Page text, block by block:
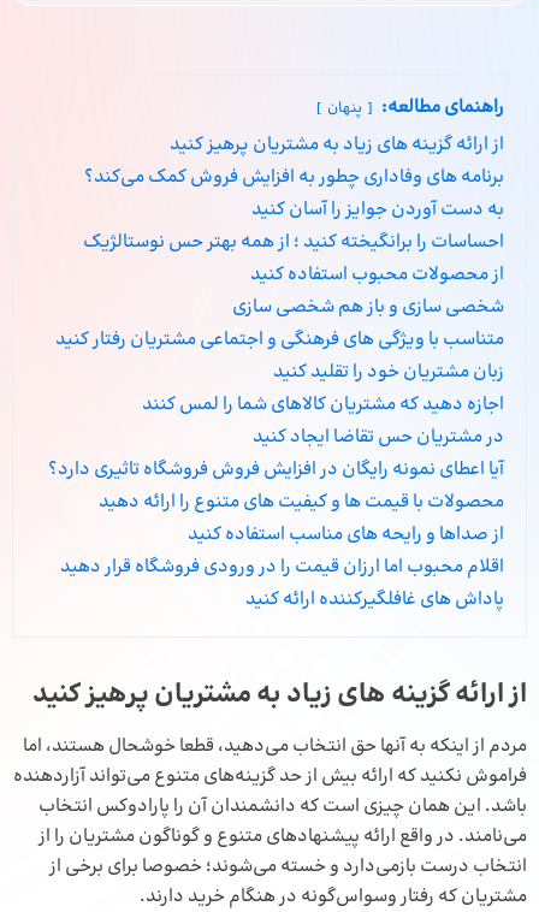
راهنمای مطالعه: پنهان
از ارائه گزینه‌ های زیاد به مشتریان پرهیز کنید
برنامه‌ های وفاداری چطور به افزایش فروش کمک می‌کند؟
به دست آوردن جوایز را آسان کنید
احساسات را برانگیخته کنید ؛ از همه بهتر حس نوستالژیک
از محصولات محبوب استفاده کنید
شخصی‌ سازی و باز هم شخصی‌ سازی
متناسب با ویژگی‌ های فرهنگی و اجتماعی مشتریان رفتار کنید
زبان مشتریان خود را تقلید کنید
اجازه دهید که مشتریان کالاهای شما را لمس کنند
در مشتریان حس تقاضا ایجاد کنید
آیا اعطای نمونه رایگان در افزایش فروش فروشگاه تاثیری دارد؟
محصولات با قیمت‌ ها و کیفیت‌ های متنوع را ارائه دهید
از صداها و رایحه‌ های مناسب استفاده کنید
اقلام محبوب اما ارزان قیمت را در ورودی فروشگاه قرار دهید
پاداش‌ های غافلگیرکننده ارائه کنید
از ارائه گزینه‌ های زیاد به مشتریان پرهیز کنید
مردم از اینکه به آنها حق انتخاب می‌دهید، قطعا خوشحال هستند، اما
فراموش نکنید که ارائه بیش از حد گزینه‌های متنوع می‌تواند آزاردهنده
باشد. این همان چیزی است که دانشمندان آن را پارادوکس انتخاب
می‌نامند. در واقع ارائه پیشنهادهای متنوع و گوناگون مشتریان را از
انتخاب درست بازمی‌دارد و خسته می‌شوند؛ خصوصا برای برخی از
مشتریان که رفتار وسواس‌گونه در هنگام خرید دارند.